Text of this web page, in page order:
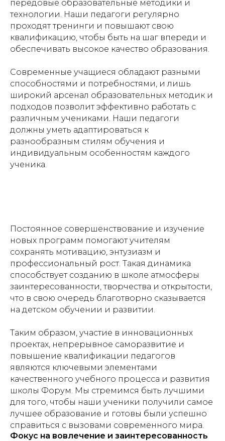
передовые образовательные методики и
технологии. Наши педагоги регулярно
проходят тренинги и повышают свою
квалификацию, чтобы быть на шаг впереди и
обеспечивать высокое качество образования.
Современные учащиеся обладают разными
способностями и потребностями, и лишь
широкий арсенал образовательных методик и
подходов позволит эффективно работать с
различным учениками. Наши педагоги
должны уметь адаптироваться к
разнообразным стилям обучения и
индивидуальным особенностям каждого
ученика.
Постоянное совершенствование и изучение
новых программ помогают учителям
сохранять мотивацию, энтузиазм и
профессиональный рост. Такая динамика
способствует созданию в школе атмосферы
заинтересованности, творчества и открытости,
что в свою очередь благотворно сказывается
на детском обучении и развитии.
Таким образом, участие в инновационных
проектах, непрерывное саморазвитие и
повышение квалификации педагогов
являются ключевыми элементами
качественного учебного процесса и развития
школы Форум. Мы стремимся быть лучшими
для того, чтобы наши ученики получили самое
лучшее образование и готовы были успешно
справиться с вызовами современного мира.
Фокус на вовлечение и заинтересованность